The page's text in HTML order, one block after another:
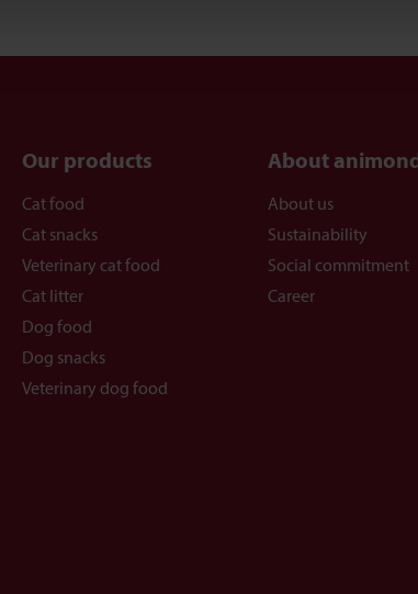
Our products
Cat food
Cat snacks
Veterinary cat food
Cat litter
Dog food
Dog snacks
Veterinary dog food
About
About us
Sustainability
Social commitment
Career